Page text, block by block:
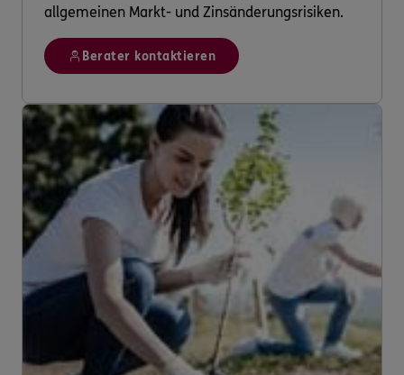
allgemeinen Markt- und Zinsänderungsrisiken.
Berater kontaktieren